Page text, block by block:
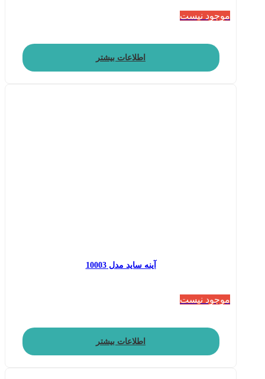
موجود نیست
اطلاعات بیشتر
آینه ساید مدل 10003
موجود نیست
اطلاعات بیشتر